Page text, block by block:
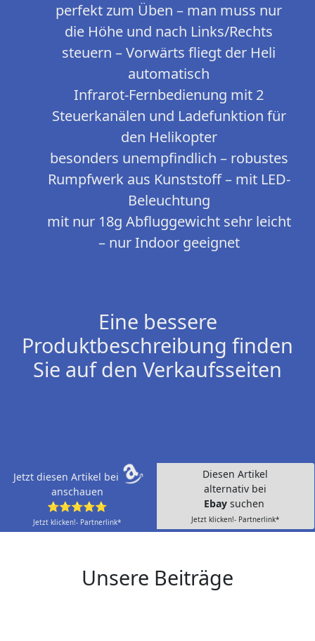
perfekt zum Üben – man muss nur
die Höhe und nach Links/Rechts
steuern – Vorwärts fliegt der Heli
automatisch
Infrarot-Fernbedienung mit 2
Steuerkanälen und Ladefunktion für
den Helikopter
besonders unempfindlich – robustes
Rumpfwerk aus Kunststoff – mit LED-
Beleuchtung
mit nur 18g Abfluggewicht sehr leicht
– nur Indoor geeignet
Eine bessere
Produktbeschreibung finden
Sie auf den Verkaufsseiten
Jetzt diesen Artikel bei
anschauen
⭐⭐⭐⭐⭐
Jetzt klicken!- Partnerlink*
Diesen Artikel
alternativ bei
Ebay suchen
Jetzt klicken!- Partnerlink*
Unsere Beiträge